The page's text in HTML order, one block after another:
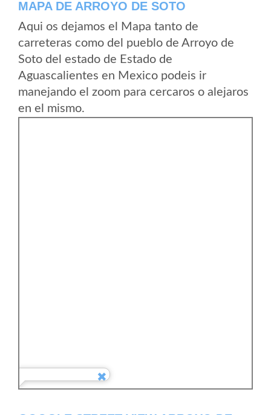
MAPA DE ARROYO DE SOTO
Aqui os dejamos el Mapa tanto de
carreteras como del pueblo de Arroyo de
Soto del estado de Estado de
Aguascalientes en Mexico podeis ir
manejando el zoom para cercaros o alejaros
en el mismo.